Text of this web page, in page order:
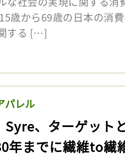
歳から69歳の日本の消
する […]
パレル
Syre、ターゲット
年までに繊維to繊